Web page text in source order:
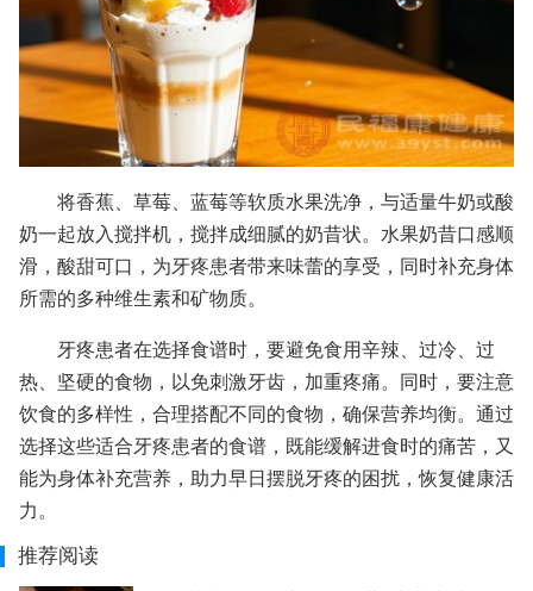
将香蕉、草莓、蓝莓等软质水果洗净，与适量牛奶或酸
奶一起放入搅拌机，搅拌成细腻的奶昔状。水果奶昔口感顺
滑，酸甜可口，为牙疼患者带来味蕾的享受，同时补充身体
所需的多种维生素和矿物质。
牙疼患者在选择食谱时，要避免食用辛辣、过冷、过
热、坚硬的食物，以免刺激牙齿，加重疼痛。同时，要注意
饮食的多样性，合理搭配不同的食物，确保营养均衡。通过
选择这些适合牙疼患者的食谱，既能缓解进食时的痛苦，又
能为身体补充营养，助力早日摆脱牙疼的困扰，恢复健康活
力。
推荐阅读